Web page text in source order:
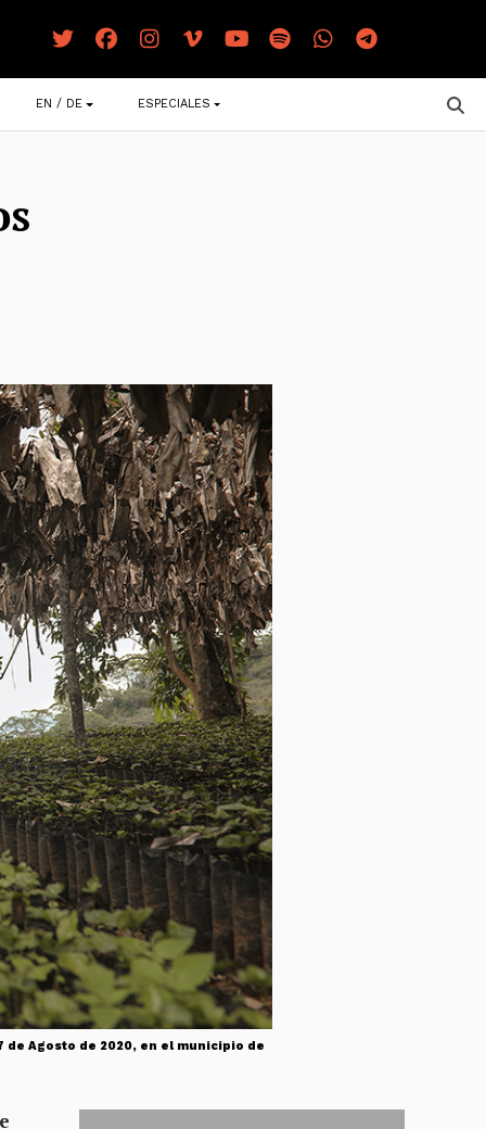
EN / DE ESPECIALES
de Agosto de 2020, en el municipio de